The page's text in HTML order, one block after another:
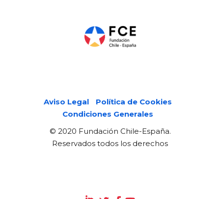
Aviso Legal
Política de Cookies
Condiciones Generales
© 2020 Fundación Chile-España.
Reservados todos los derechos